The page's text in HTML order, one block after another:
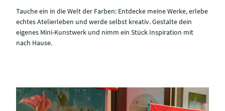
Tauche ein in die Welt der Farben: Entdecke meine Werke, erlebe
echtes Atelierleben und werde selbst kreativ. Gestalte dein
eigenes Mini-Kunstwerk und nimm ein Stück Inspiration mit
nach Hause.